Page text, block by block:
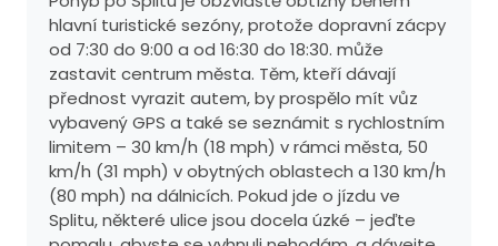
hlavní turistické sezóny, protože dopravní zácpy
od 7:30 do 9:00 a od 16:30 do 18:30. může
zastavit centrum města. Těm, kteří dávají
přednost vyrazit autem, by prospělo mít vůz
vybavený GPS a také se seznámit s rychlostním
limitem – 30 km/h (18 mph) v rámci města, 50
km/h (31 mph) v obytných oblastech a 130 km/h
(80 mph) na dálnicích. Pokud jde o jízdu ve
Splitu, některé ulice jsou docela úzké – jeďte